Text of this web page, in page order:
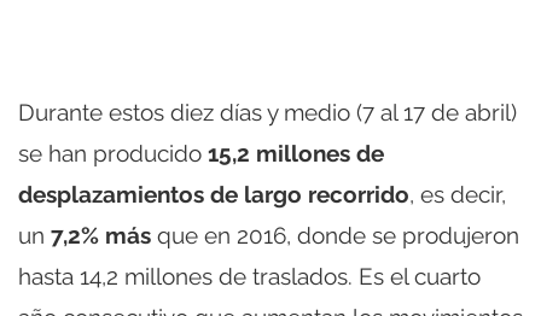
Durante estos diez días y medio (7 al 17 de abril)
se han producido 15,2 millones de
desplazamientos de largo recorrido, es decir,
un 7,2% más que en 2016, donde se produjeron
hasta 14,2 millones de traslados. Es el cuarto